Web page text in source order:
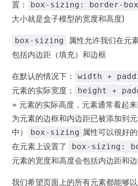
置：
box-sizing: border-
大小就是盒子模型的宽度和高度)
box-sizing
属性允许我们在元
包括内边距（填充）和边框
在默认的情况下： width +
元素的实际宽度；
height +
= 元素的实际高度，元素通常看起
为元素的边框和内边距已被添加到
中）
box-sizing 属性可以很好
在元素上设置了
box-sizing:
元素的宽度和高度会包括内边距和
我们希望页面上的所有元素都能够